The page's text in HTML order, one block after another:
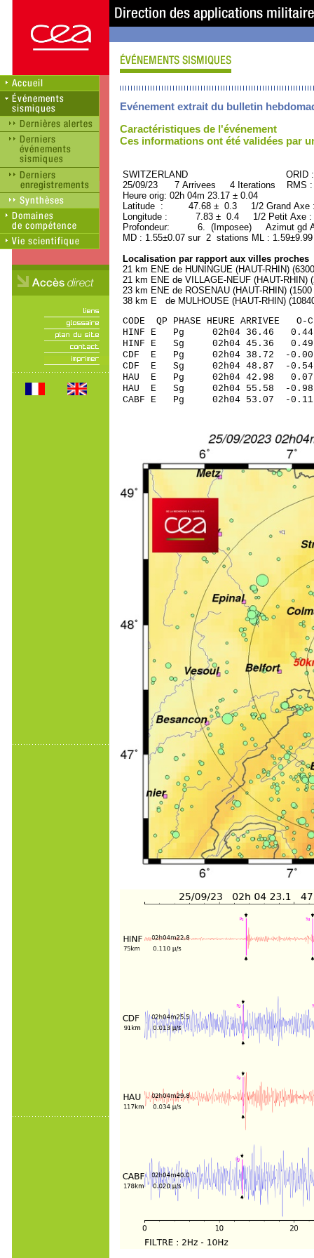
Evénement extrait du bulletin
Caractéristiques de l'événement
Ces informations ont été validées par
SWITZERLAND ORID :
25/09/23 7 Arrivees 4 Iterations RMS
Heure orig: 02h 04m 23.17 ± 0.04
Latitude : 47.68 ± 0.3 1/2 Grand
Longitude : 7.83 ± 0.4 1/2 Petit Axe
Profondeur: 6. (Imposee) Azimut gd
MD : 1.55±0.07 sur 2 stations ML :
Localisation par rapport aux villes proches
21 km ENE de HUNINGUE (HAUT-RHIN)
21 km ENE de VILLAGE-NEUF (HAUT-RHIN)
23 km ENE de ROSENAU (HAUT-RHIN)
38 km E de MULHOUSE (HAUT-RHIN)
CODE QP PHASE HEURE
HINF E Pg 02h04
HINF E Sg 02h04 45.36
CDF E Pg 02h04
CDF E Sg 02h04 48.87 -
HAU E Pg 02h04
HAU E Sg 02h04 55.58 -
CABF E Pg 02h04